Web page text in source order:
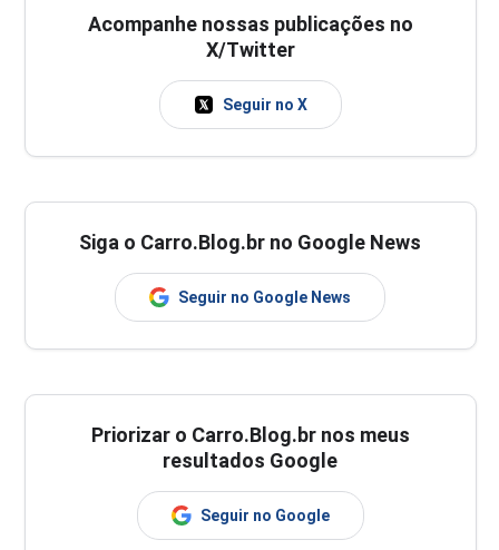
Acompanhe nossas publicações no
X/Twitter
Seguir no X
Siga o Carro.Blog.br no Google News
Seguir no Google News
Priorizar o Carro.Blog.br nos meus
resultados Google
Seguir no Google